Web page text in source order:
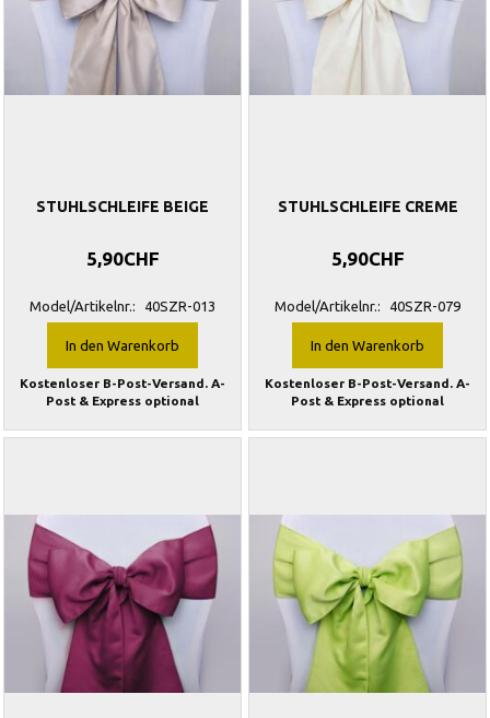
STUHLSCHLEIFE BEIGE
5,90CHF
Model/Artikelnr.: 40SZR-013
In den Warenkorb
Kostenloser B-Post-Versand. A-
Post & Express optional
STUHLSCHLEIFE CREME
5,90CHF
Model/Artikelnr.: 40SZR-079
In den Warenkorb
Kostenloser B-Post-Versand. A-
Post & Express optional